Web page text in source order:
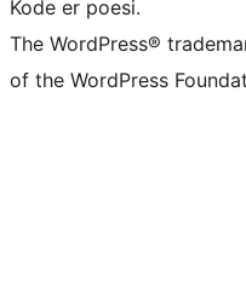
Kode er poesi.
The WordPress®
of the WordPress